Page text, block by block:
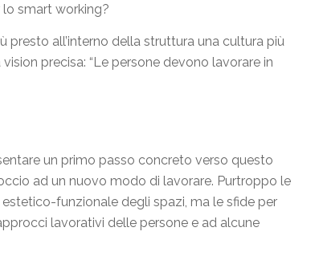
smart working?
presto all’interno della struttura una cultura più
precisa: “Le persone devono lavorare in
un primo passo concreto verso questo
ad un nuovo modo di lavorare. Purtroppo le
funzionale degli spazi, ma le sfide per
lavorativi delle persone e ad alcune